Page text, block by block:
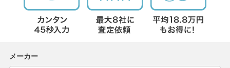
メーカー